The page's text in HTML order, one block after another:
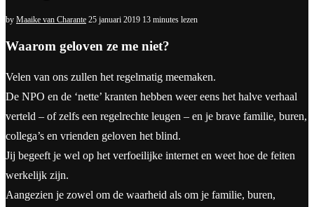
by Maaike van Charante 25 januari 2019 13 minutes lezen
Waarom geloven ze me niet?
Velen van ons zullen het regelmatig meemaken.
De NPO en de ‘nette’ kranten hebben weer eens het halve verhaal
verteld – of zelfs een regelrechte leugen – en je brave familie, buren,
collega’s en vrienden geloven het blind.
Jij begeeft je wel op het verfoeilijke internet en weet hoe de feiten
werkelijk zijn.
Aangezien je zowel om de waarheid als om je familie, buren,